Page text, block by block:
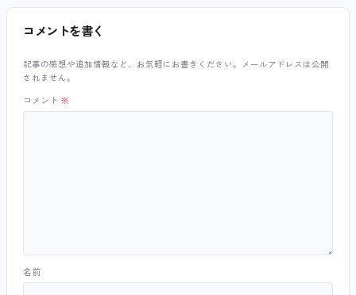
コメントを書く
記事の感想や追加情報など、お気軽にお書きください。メールアドレスは公開
されません。
コメント ※
名前